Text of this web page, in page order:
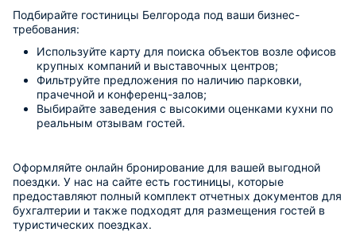
Подбирайте гостиницы Белгорода под ваши бизнес-
требования:
Используйте карту для поиска объектов возле офисов
крупных компаний и выставочных центров;
Фильтруйте предложения по наличию парковки,
прачечной и конференц-залов;
Выбирайте заведения с высокими оценками кухни по
реальным отзывам гостей.
Оформляйте онлайн бронирование для вашей выгодной
поездки. У нас на сайте есть гостиницы, которые
предоставляют полный комплект отчетных документов для
бухгалтерии и также подходят для размещения гостей в
туристических поездках.